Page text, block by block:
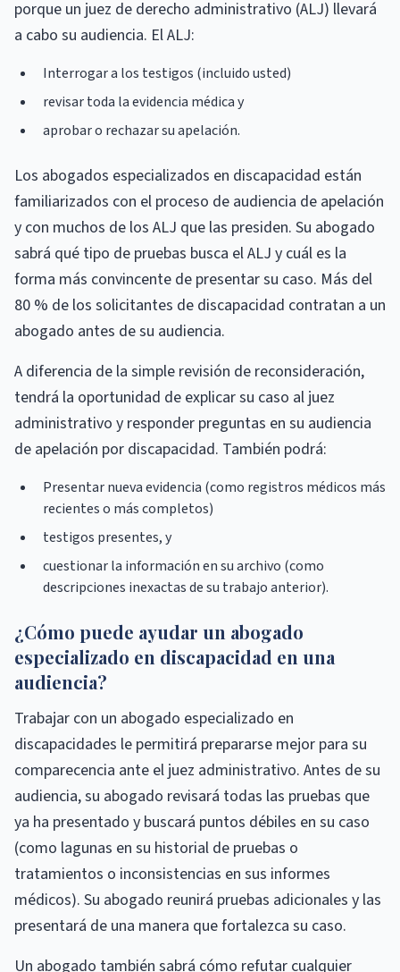
porque un juez de derecho administrativo (ALJ) llevará
a cabo su audiencia. El ALJ:
Interrogar a los testigos (incluido usted)
revisar toda la evidencia médica y
aprobar o rechazar su apelación.
Los abogados especializados en discapacidad están
familiarizados con el proceso de audiencia de apelación
y con muchos de los ALJ que las presiden. Su abogado
sabrá qué tipo de pruebas busca el ALJ y cuál es la
forma más convincente de presentar su caso. Más del
80 % de los solicitantes de discapacidad contratan a un
abogado antes de su audiencia.
A diferencia de la simple revisión de reconsideración,
tendrá la oportunidad de explicar su caso al juez
administrativo y responder preguntas en su audiencia
de apelación por discapacidad. También podrá:
Presentar nueva evidencia (como registros médicos más
recientes o más completos)
testigos presentes, y
cuestionar la información en su archivo (como
descripciones inexactas de su trabajo anterior).
¿Cómo puede ayudar un abogado
especializado en discapacidad en una
audiencia?
Trabajar con un abogado especializado en
discapacidades le permitirá prepararse mejor para su
comparecencia ante el juez administrativo. Antes de su
audiencia, su abogado revisará todas las pruebas que
ya ha presentado y buscará puntos débiles en su caso
(como lagunas en su historial de pruebas o
tratamientos o inconsistencias en sus informes
médicos). Su abogado reunirá pruebas adicionales y las
presentará de una manera que fortalezca su caso.
Un abogado también sabrá cómo refutar cualquier